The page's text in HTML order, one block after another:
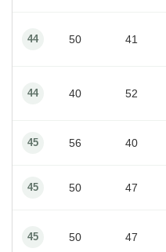
44 50 41
44 40 52
45 56 40
45 50 47
45 50 47